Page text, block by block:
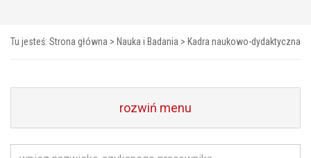
Tu jesteś: Strona główna > Nauka i Badania > Kadra naukowo-dydaktyczna
rozwiń menu